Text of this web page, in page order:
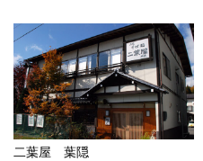
二葉屋 葉隠